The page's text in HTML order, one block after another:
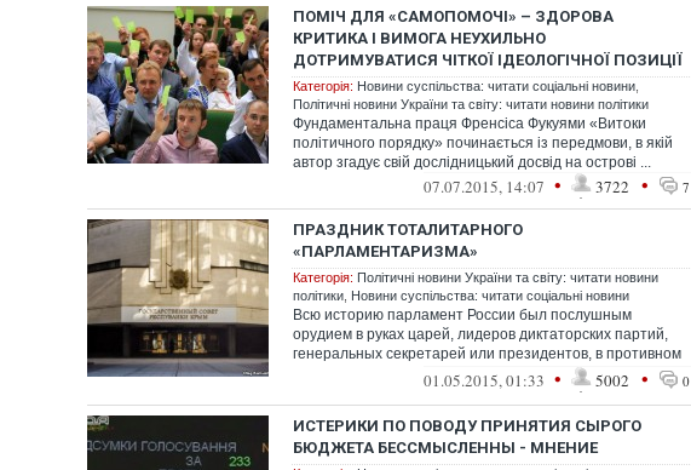
ПОМІЧ ДЛЯ «САМОПОМОЧІ» – ЗДОРОВА
КРИТИКА І ВИМОГА НЕУХИЛЬНО
ДОТРИМУВАТИСЯ ЧІТКОЇ ІДЕОЛОГІЧНОЇ ПОЗИЦІЇ
Категорія: Новини суспільства: читати соціальні новини
Політичні новини України та світу: читати новини політики
Фундаментальна праця Френсіса Фукуями «Витоки
політичного порядку» починається із передмови, в якій
автор згадує свій дослідницький досвід на острові ...
07.07.2015, 14:07 • 3722 • 7
ПРАЗДНИК ТОТАЛИТАРНОГО
«ПАРЛАМЕНТАРИЗМА»
Категорія: Політичні новини України та світу: читати новини
політики Новини суспільства: читати соціальні новини
Всю историю парламент России был послушным
орудием в руках царей, лидеров диктаторских партий,
генеральных секретарей или президентов, в противном
01.05.2015, 01:33 • 5002 • 0
ИСТЕРИКИ ПО ПОВОДУ ПРИНЯТИЯ СЫРОГО
БЮДЖЕТА БЕССМЫСЛЕННЫ - МНЕНИЕ